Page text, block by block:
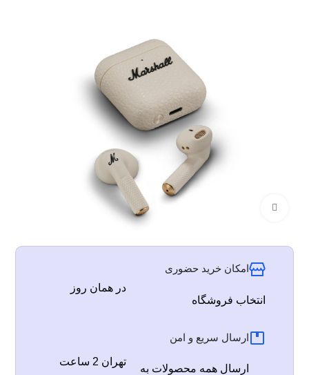
امکان خرید حضوری
انتخاب فروشگاه
در همان روز
ارسال سریع و امن
ارسال همه محصولات به
تهران 2 ساعت